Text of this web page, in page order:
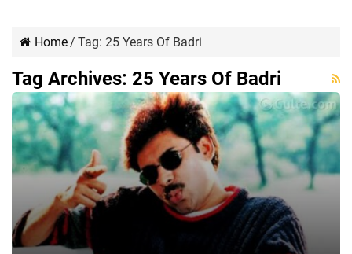
Home/ Tag: 25 Years Of Badri
Tag Archives: 25 Years Of Badri